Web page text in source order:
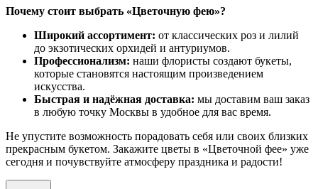
Почему стоит выбрать «Цветочную фею»?
Широкий ассортимент: от классических роз и лилий
до экзотических орхидей и антуриумов.
Профессионализм: наши флористы создают букеты,
которые становятся настоящим произведением
искусства.
Быстрая и надёжная доставка: мы доставим ваш заказ
в любую точку Москвы в удобное для вас время.
Не упустите возможность порадовать себя или своих близких
прекрасным букетом. Закажите цветы в «Цветочной фее» уже
сегодня и почувствуйте атмосферу праздника и радости!